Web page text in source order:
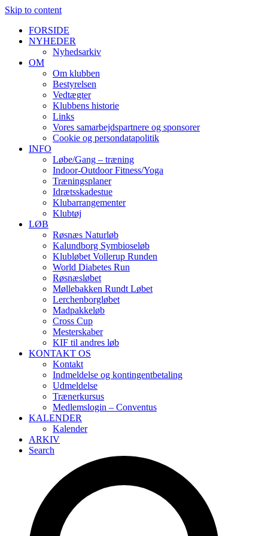
Skip to content
FORSIDE
NYHEDER
Nyhedsarkiv
OM
Om klubben
Bestyrelsen
Vedtægter
Klubbens historie
Links
Vores samarbejdspartnere og sponsorer
Cookie og persondatapolitik
INFO
Løbe/Gang – træning
Indoor-Outdoor Fitness/Yoga
Træningsplaner
Idrætsskadestue
Klubarrangementer
Klubtøj
LØB
Røsnæs Naturløb
Kalundborg Symbioseløb
Klubløbet Vollerup Runden
World Diabetes Run
Røsnæsløbet
Møllebakken Rundt Løbet
Lerchenborgløbet
Madpakkeløb
Cross Cup
Mesterskaber
KIF til andres løb
KONTAKT OS
Kontakt
Indmeldelse og kontingentbetaling
Udmeldelse
Trænerkursus
Medlemslogin – Conventus
KALENDER
Kalender
ARKIV
Search